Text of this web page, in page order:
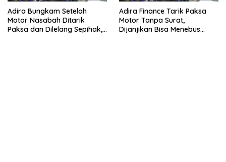
Adira Bungkam Setelah
Motor Nasabah Ditarik
Paksa dan Dilelang Sepihak,
Adira Finance Tarik Paksa
Motor Tanpa Surat,
Dijanjikan Bisa Menebus